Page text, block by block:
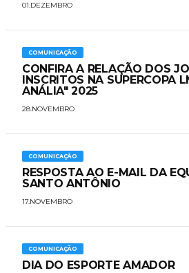
01.DEZEMBRO
COMUNICAÇÃO
CONFIRA A RELAÇÃO DOS
INSCRITOS NA SUPERCOPA
ANÁLIA" 2025
28.NOVEMBRO
COMUNICAÇÃO
RESPOSTA AO E-MAIL DA
SANTO ANTÔNIO
17.NOVEMBRO
COMUNICAÇÃO
DIA DO ESPORTE AMADOR